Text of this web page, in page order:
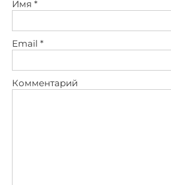
Имя *
Email *
Комментарий